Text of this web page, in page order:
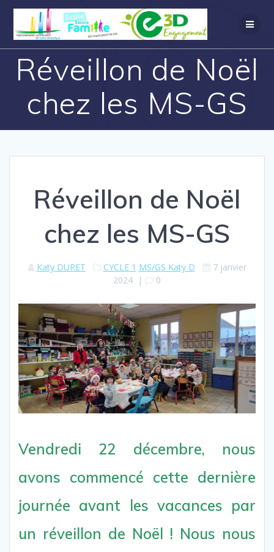
Réveillon de Noël
chez les MS-GS
Réveillon de Noël
chez les MS-GS
Katy DURET CYCLE 1 MS/GS Katy D
7 janvier
2024 | 0
Vendredi 22 décembre, nous
avons commencé cette dernière
journée avant les vacances par
un réveillon de Noël ! Nous nous